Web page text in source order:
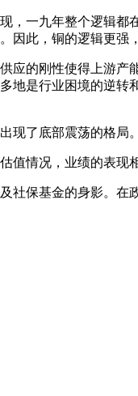
一九年整个逻辑都
因此，铜的逻辑更强
的刚性使得上游产
地是行业困境的逆
了底部震荡的格局。
情况，业绩的表现
保基金的身影。在